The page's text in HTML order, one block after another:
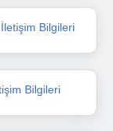
Bilgileri
Bilgileri